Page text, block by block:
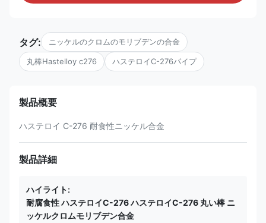
タグ: ニッケルのクロムのモリブデンの合金
丸棒Hastelloy c276 ハステロイC-276パイプ
製品概要
ハステロイ C-276 耐食性ニッケル合金
製品詳細
ハイライト:
耐腐食性 ハステロイC-276 ハステロイC-276 丸い棒 ニ
ッケルクロムモリブデン合金